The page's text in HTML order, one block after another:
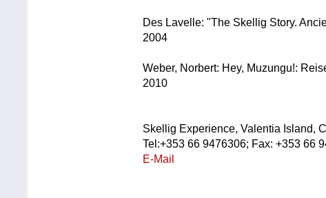
Des Lavelle: "The Skellig Story.
2004
Weber, Norbert: Hey, Muzungu!:
2010
Skellig Experience, Valentia Island,
Tel:+353 66 9476306; Fax: +353 66
E-Mail